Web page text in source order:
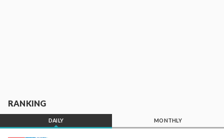
RANKING
DAILY MONTHLY